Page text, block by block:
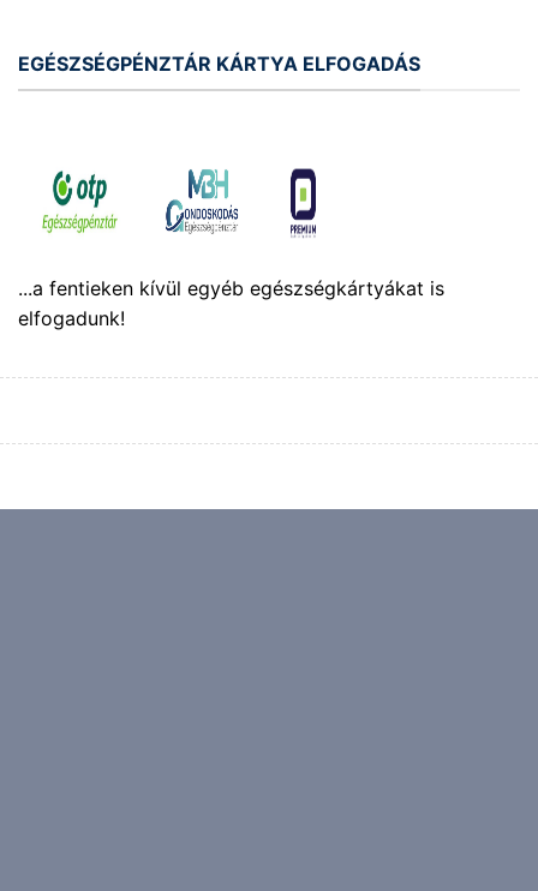
EGÉSZSÉGPÉNZTÁR KÁRTYA ELFOGADÁS
...a fentieken kívül egyéb egészségkártyákat is
elfogadunk!